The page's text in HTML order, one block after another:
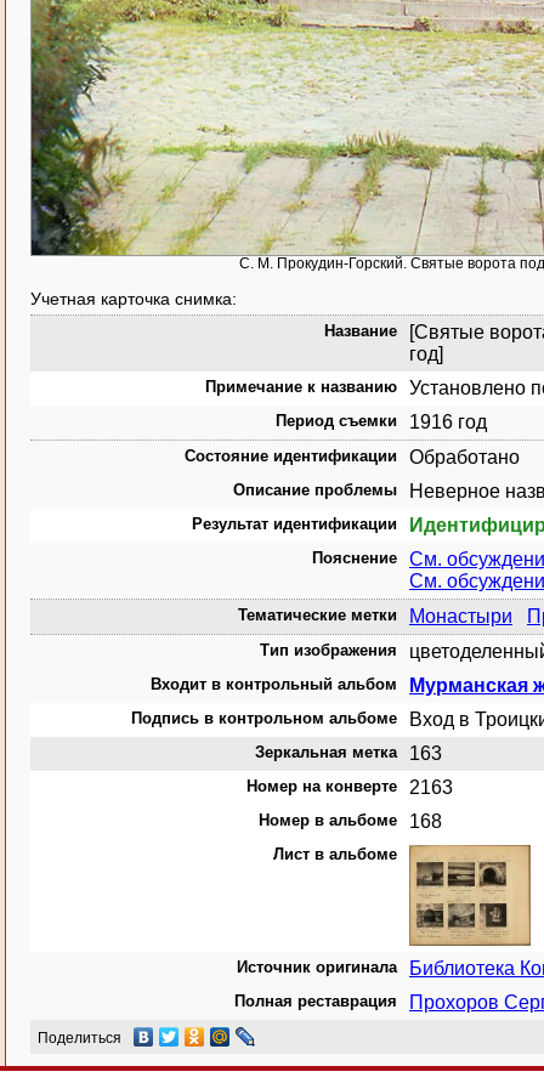
С. М. Прокудин-Горский. Святые ворота
Учетная карточка снимка:
Название
[Святые
год]
Примечание к названию Установлено
Период съемки 1916 год
Состояние идентификации Обработано
Описание проблемы Неверное
Результат идентификации
Пояснение
См.
См.
Тематические метки Монастыри
Тип изображения
Входит в контрольный альбом Мурманская
Подпись в контрольном альбоме Вход в
Зеркальная метка 163
Номер на конверте 2163
Номер в альбоме 168
Лист в альбоме
Источник оригинала Библиотека
Полная реставрация Прохоров
Поделиться